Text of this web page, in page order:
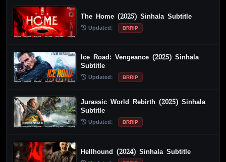
The Home (2025) Sinhala Subtitle
Updated: BRRIP
Ice Road: Vengeance (2025) Sinhala
Subtitle
Updated: BRRIP
Jurassic World Rebirth (2025) Sinhala
Subtitle
Updated: BRRIP
Hellhound (2024) Sinhala Subtitle